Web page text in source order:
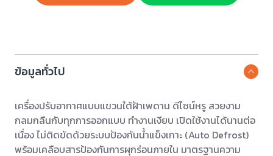
ข้อมูลทั่วไป
เครื่องปรับอากาศแบบแขวนใต้ฝ้าเพดาน ดีไซน์หรู สวยงาม
กลมกลืนกับทุกการออกแบบ ทำงานเงียบ เปิดใช้งานได้นานต่อ
เนื่อง ไม่ติดขัดด้วยระบบป้องกันน้ำแข็งเกาะ (Auto Defrost)
พร้อมเคลือบสารป้องกันการผุกร่อนภายใน มาตรฐานความ